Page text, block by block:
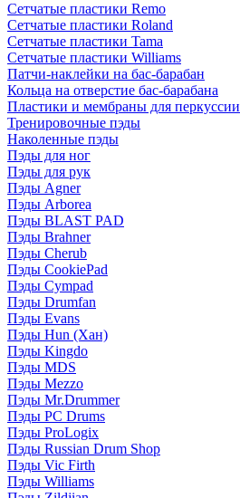
Сетчатые пластики Remo
Сетчатые пластики Roland
Сетчатые пластики Tama
Сетчатые пластики Williams
Патчи-наклейки на бас-барабан
Кольца на отверстие бас-барабана
Пластики и мембраны для перкуссии
Тренировочные пэды
Наколенные пэды
Пэды для ног
Пэды для рук
Пэды Agner
Пэды Arborea
Пэды BLAST PAD
Пэды Brahner
Пэды Cherub
Пэды CookiePad
Пэды Cympad
Пэды Drumfan
Пэды Evans
Пэды Hun (Хан)
Пэды Kingdo
Пэды MDS
Пэды Mezzo
Пэды Mr.Drummer
Пэды PC Drums
Пэды ProLogix
Пэды Russian Drum Shop
Пэды Vic Firth
Пэды Williams